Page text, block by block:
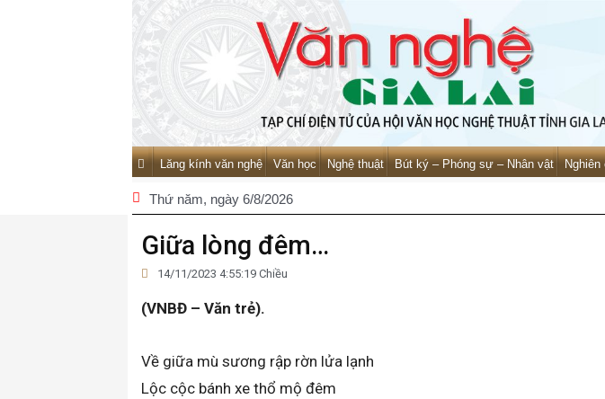
Lăng kính văn nghệ Văn học Nghệ thuật Bút ký – Phóng sự – Nhân vật
Thứ năm, ngày 6/8/2026
Giữa lòng đêm…
14/11/2023 4:55:19 Chiều
(VNBĐ – Văn trẻ).
Về giữa mù sương rập rờn lửa lạnh
Lộc cộc bánh xe thổ mộ đêm